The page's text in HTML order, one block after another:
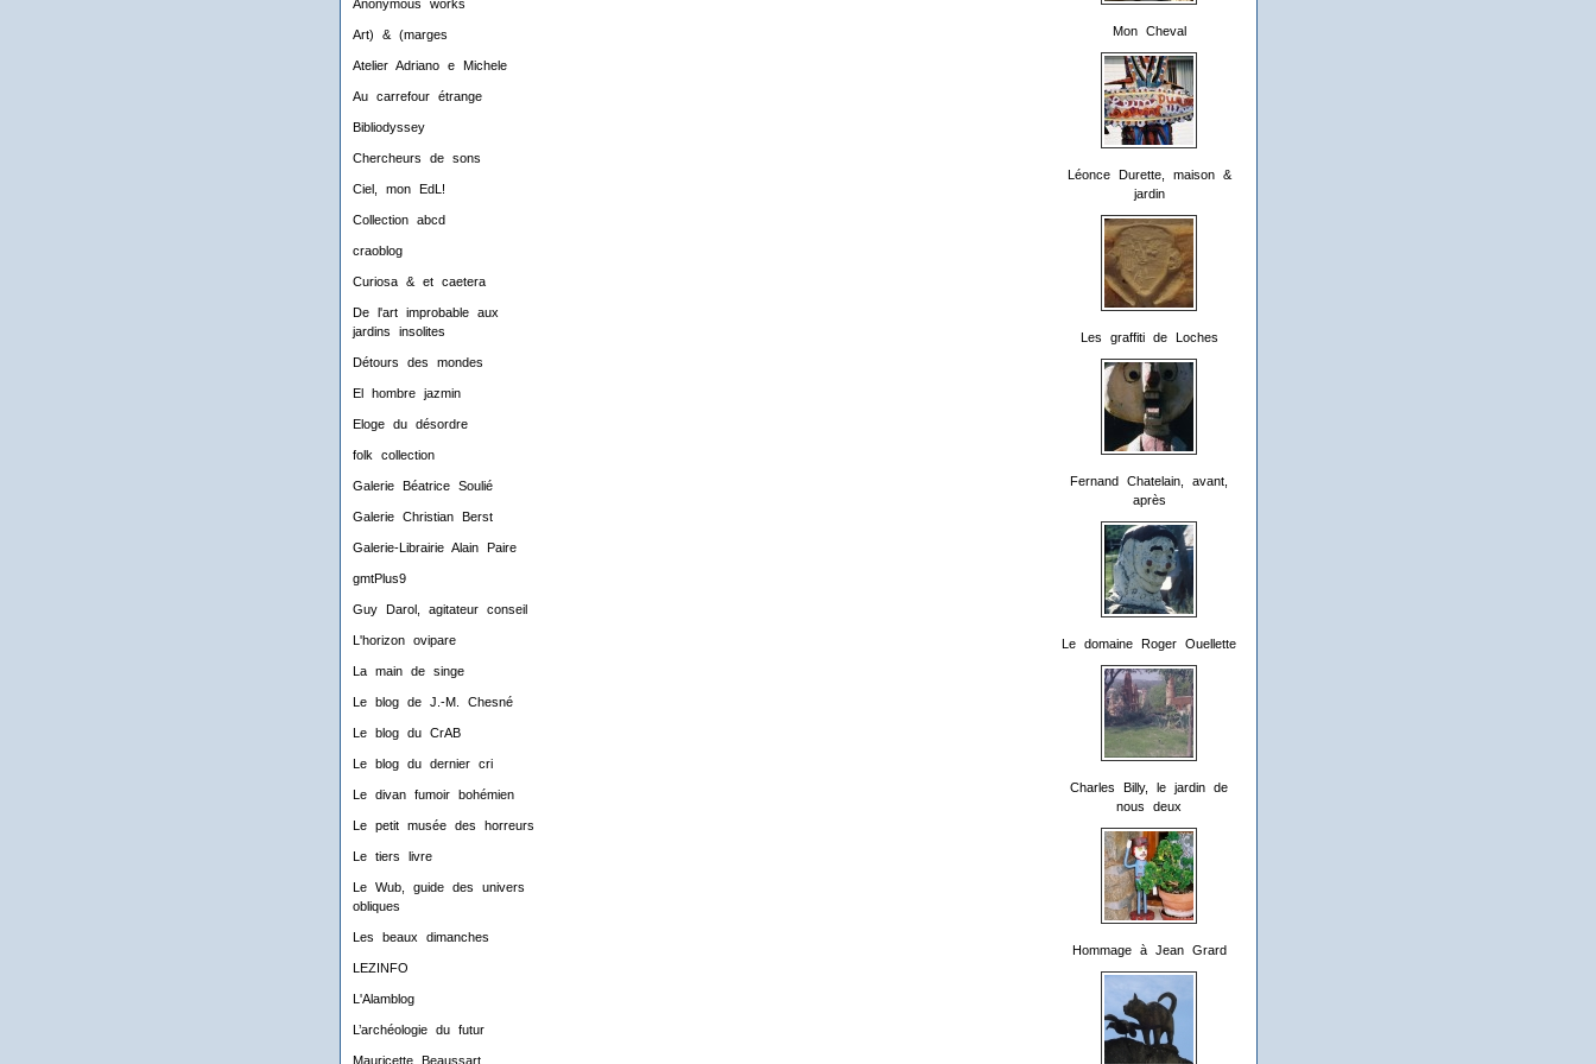
Anonymous works
Art) & (marges
Atelier Adriano e Michele
Au carrefour étrange
Bibliodyssey
Chercheurs de sons
Ciel, mon EdL!
Collection abcd
craoblog
Curiosa & et caetera
De l'art improbable aux
jardins insolites
Détours des mondes
El hombre jazmin
Eloge du désordre
folk collection
Galerie Béatrice Soulié
Galerie Christian Berst
Galerie-Librairie Alain Paire
gmtPlus9
Guy Darol, agitateur conseil
L'horizon ovipare
La main de singe
Le blog de J.-M. Chesné
Le blog du CrAB
Le blog du dernier cri
Le divan fumoir bohémien
Le petit musée des horreurs
Le tiers livre
Le Wub, guide des univers
obliques
Les beaux dimanches
LEZINFO
L'Alamblog
L’archéologie du futur
Mauricette Beaussart
Mon Cheval
Léonce Durette, maison &
jardin
Les graffiti de Loches
Fernand Chatelain, avant,
après
Le domaine Roger Ouellette
Charles Billy, le jardin de
nous deux
Hommage à Jean Grard